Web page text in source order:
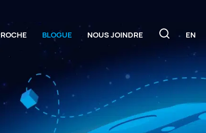
BLOGUE NOUS JOINDRE EN